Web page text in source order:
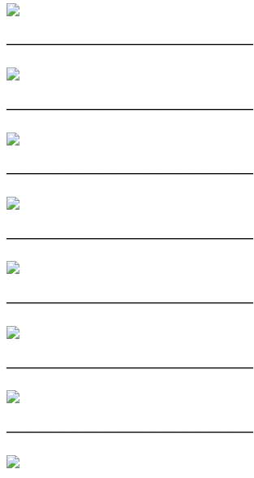
————————————————
————————————————
————————————————
————————————————
————————————————
————————————————
————————————————